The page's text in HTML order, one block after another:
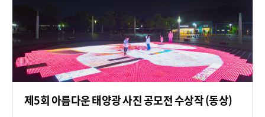
제5회 아름다운 태양광 사진 공모전 수상작 (동상)